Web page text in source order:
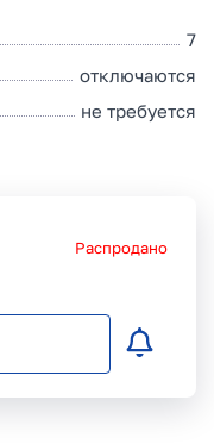
7
отключаются
не требуется
Распродано